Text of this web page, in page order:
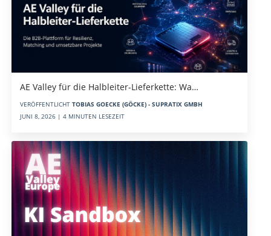
AE Valley für die Halbleiter-Lieferkette: Wa…
VERÖFFENTLICHT TOBIAS GOECKE (GÖCKE) - SUPRATIX GMBH
JUNI 8, 2026 | 4 MINUTEN LESEZEIT